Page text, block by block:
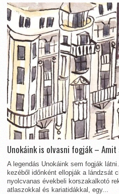
Unokáink is olvasni fogják –
A legendás Unokáink sem fogják
kezéből időnként ellopják a lándzsát
nyolcvanas évekbeli korszakalkotó
atlaszokkal és kariatidákkal, egy...